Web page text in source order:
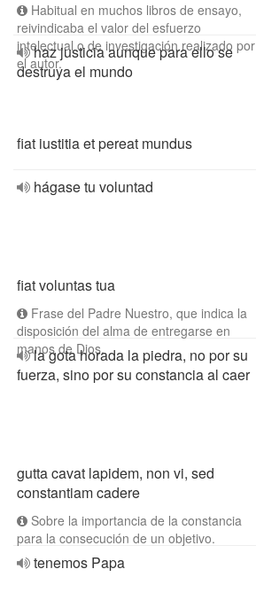
Habitual en muchos libros de ensayo,
reivindicaba el valor del esfuerzo
intelectual o de investigación realizado por
el autor.
haz justicia aunque para ello se
destruya el mundo
fiat iustitia et pereat mundus
hágase tu voluntad
fiat voluntas tua
Frase del Padre Nuestro, que indica la
disposición del alma de entregarse en
manos de Dios.
la gota horada la piedra, no por su
fuerza, sino por su constancia al caer
gutta cavat lapidem, non vi, sed
constantiam cadere
Sobre la importancia de la constancia
para la consecución de un objetivo.
tenemos Papa